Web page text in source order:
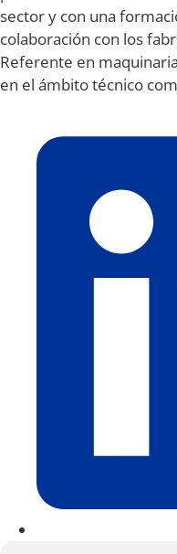
sector y con una
colaboración con los
Referente en
en el ámbito técnico